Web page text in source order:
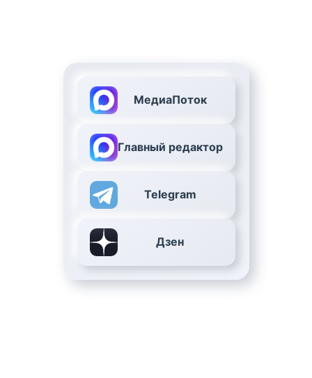
МедиаПоток
Главный редактор
Telegram
Дзен